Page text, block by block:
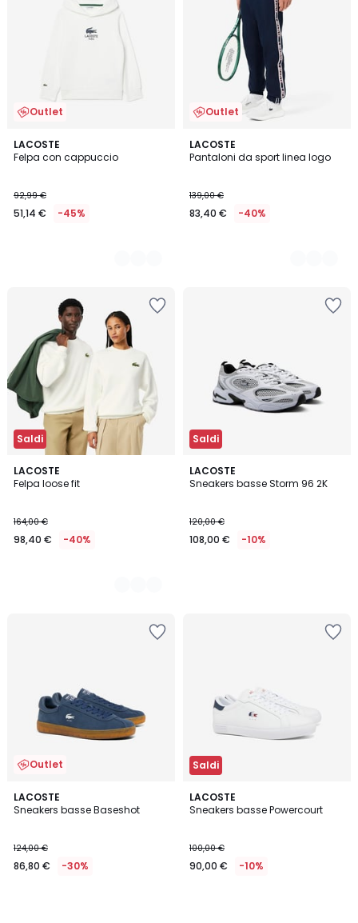
Outlet
LACOSTE
Felpa con cappuccio
92,99 €
51,14 € -45%
2
Colori
Outlet
LACOSTE
Pantaloni da sport linea logo
139,00 €
83,40 € -40%
2
Colori
Saldi
LACOSTE
Felpa loose fit
164,00 €
98,40 € -40%
2
Colori
Saldi
LACOSTE
Sneakers basse Storm 96 2K
120,00 €
108,00 € -10%
Outlet
LACOSTE
Sneakers basse Baseshot
124,00 €
86,80 € -30%
Saldi
LACOSTE
Sneakers basse Powercourt
100,00 €
90,00 € -10%